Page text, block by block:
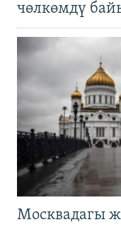
чөлкөмдү
Москвадагы